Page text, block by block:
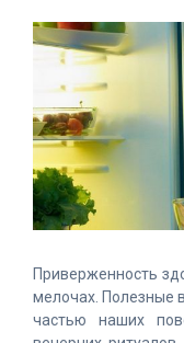
Приверженность
мелочах. Полезные
частью наших